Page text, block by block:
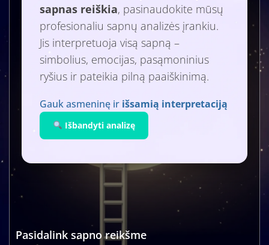
sapnas reiškia, pasinaudokite mūsų
profesionaliu sapnų analizės įrankiu.
Jis interpretuoja visą sapną –
simbolius, emocijas, pasąmoninius
ryšius ir pateikia pilną paaiškinimą.
Gauk asmeninę ir išsamią interpretaciją
Išbandyti analizę
Pasidalink sapno reikšme